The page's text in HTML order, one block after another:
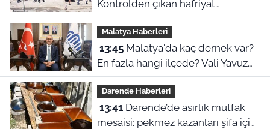
Kontrolden çıkan hafriyat
kamyonu evin içine girdi!
Malatya Haberleri
13:45Malatya'da kaç dernek var?
En fazla hangi ilçede? Vali Yavuz
tek tek açıkladı
Darende Haberleri
13:41Darende’de asırlık mutfak
mesaisi: pekmez kazanları şifa için